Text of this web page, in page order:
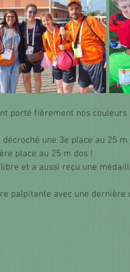
porté fièrement nos couleurs
une 3e place au 25 m
place au 25 m dos !
et a aussi reçu une
palpitante avec une